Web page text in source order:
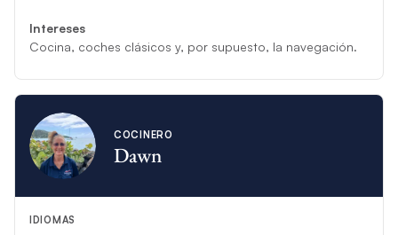
Intereses
Cocina, coches clásicos y, por supuesto, la navegación.
COCINERO
Dawn
IDIOMAS